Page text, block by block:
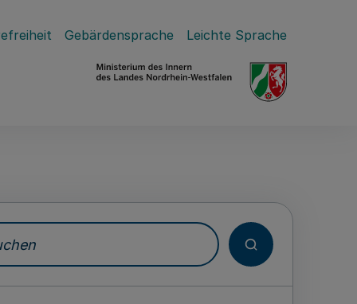
Gebärdensprache Leichte Sprache